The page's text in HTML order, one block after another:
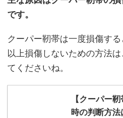
です。
クーパー靭帯は一度損傷す
以上損傷しないための方法
てくださいね。
【クーパー
時の判断方